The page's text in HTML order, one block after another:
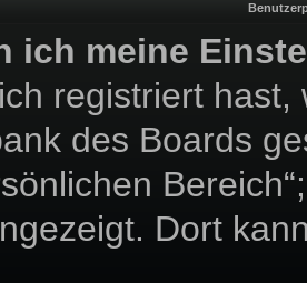
ich meine
registriert
des Boards
Dort